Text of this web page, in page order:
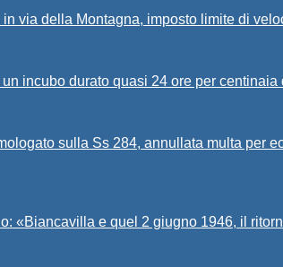
via della Montagna, imposto limite di
incubo durato quasi 24 ore per centinaia
sulla Ss 284, annullata multa per
«Biancavilla e quel 2 giugno 1946, il